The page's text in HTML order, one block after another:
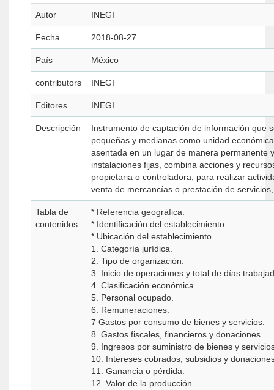
Autor INEGI
Fecha 2018-08-27
País México
contributors INEGI
Editores INEGI
Descripción
Instrumento de captación de información que
pequeñas y medianas como unidad
asentada en un lugar de manera permanente
instalaciones fijas, combina acciones y
propietaria o controladora, para realizar
venta de mercancías o prestación de
Tabla de
contenidos
* Referencia geográfica.
* Identificación del establecimiento.
* Ubicación del establecimiento.
1. Categoría jurídica.
2. Tipo de organización.
3. Inicio de operaciones y total de días
4. Clasificación económica.
5. Personal ocupado.
6. Remuneraciones.
7 Gastos por consumo de bienes y servicios.
8. Gastos fiscales, financieros y donaciones.
9. Ingresos por suministro de bienes y
10. Intereses cobrados, subsidios y
11. Ganancia o pérdida.
12. Valor de la producción.